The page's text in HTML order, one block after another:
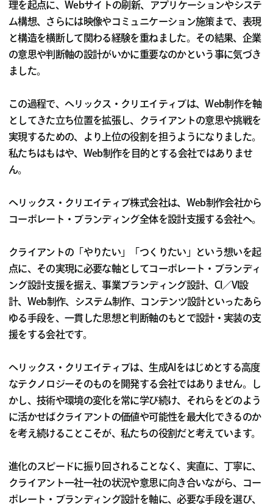
理を起点に、Webサイトの刷新、アプリケーションやシステ
ム構想、さらには映像やコミュニケーション施策まで、表現
と構造を横断して関わる経験を重ねました。その結果、企業
の意思や判断軸の設計がいかに重要なのかという事に気づき
ました。
この過程で、ヘリックス・クリエイティブは、Web制作を軸
としてきた立ち位置を拡張し、クライアントの意思や挑戦を
実現するための、より上位の役割を担うようになりました。
私たちはもはや、Web制作を目的とする会社ではありませ
ん。
ヘリックス・クリエイティブ株式会社は、Web制作会社から
コーポレート・ブランディング全体を設計支援する会社へ。
クライアントの「やりたい」「つくりたい」という想いを起
点に、その実現に必要な軸としてコーポレート・ブランディ
ング設計支援を据え、事業ブランディング設計、CI／VI設
計、Web制作、システム制作、コンテンツ設計といったあら
ゆる手段を、一貫した思想と判断軸のもとで設計・実装の支
援をする会社です。
ヘリックス・クリエイティブは、生成AIをはじめとする高度
なテクノロジーそのものを開発する会社ではありません。し
かし、技術や環境の変化を常に学び続け、それらをどのよう
に活かせばクライアントの価値や可能性を最大化できるのか
を考え続けることこそが、私たちの役割だと考えています。
進化のスピードに振り回されることなく、実直に、丁寧に、
クライアント一社一社の状況や意思に向き合いながら、コー
ポレート・ブランディング設計を軸に、必要な手段を選び、